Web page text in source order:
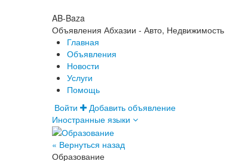
AB-Baza
Объявления Абхазии - Авто, Недвижимость
Главная
Объявления
Новости
Услуги
Помощь
Войти
Добавить объявление
Иностранные языки
« Вернуться назад
Образование